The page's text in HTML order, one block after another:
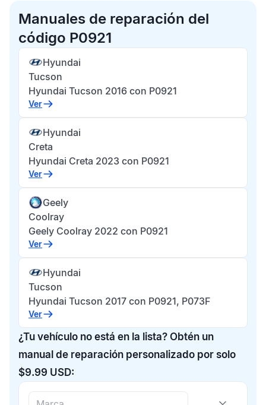
Manuales de reparación del
código P0921
Hyundai
Tucson
Hyundai Tucson 2016 con P0921
Ver
Hyundai
Creta
Hyundai Creta 2023 con P0921
Ver
Geely
Coolray
Geely Coolray 2022 con P0921
Ver
Hyundai
Tucson
Hyundai Tucson 2017 con P0921, P073F
Ver
¿Tu vehículo no está en la lista? Obtén un
manual de reparación personalizado por solo
$9.99 USD: